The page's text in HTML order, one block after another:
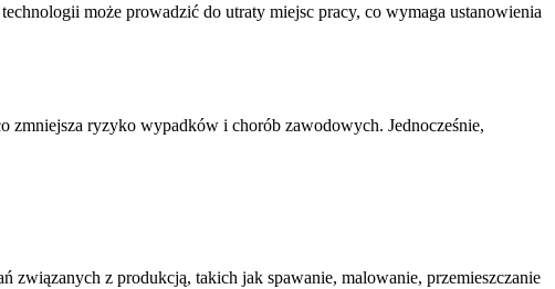
może prowadzić do utraty miejsc pracy, co wymaga ustanowienia
zmniejsza ryzyko wypadków i chorób zawodowych. Jednocześnie,
związanych z produkcją, takich jak spawanie, malowanie, przemieszczanie